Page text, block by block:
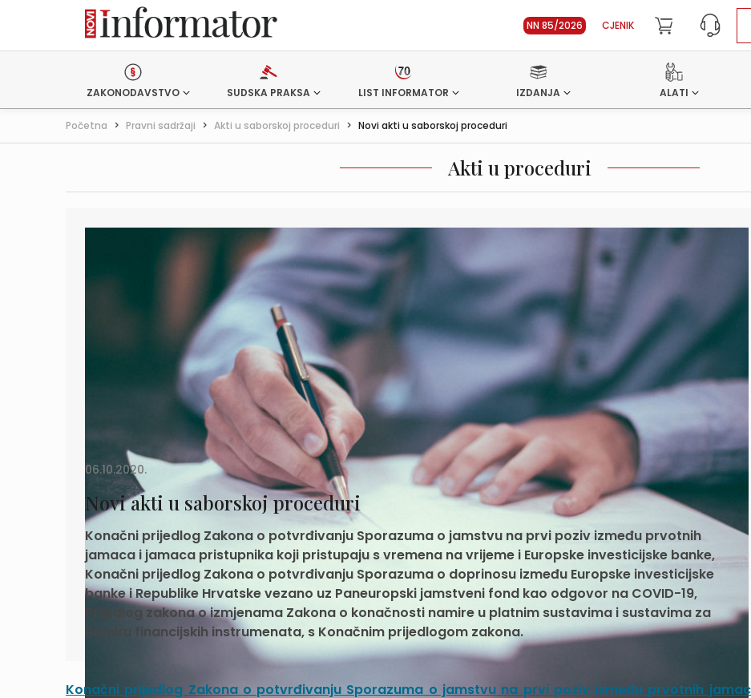
NN 85/2026 CJENIK
ZAKONODAVSTVO SUDSKA PRAKSA LIST INFORMATOR IZDANJA ALATI
Početna > Pravni sadržaji > Akti u saborskoj proceduri > Novi akti u saborskoj proceduri
Akti u proceduri
06.10.2020.
Novi akti u saborskoj proceduri
Konačni prijedlog Zakona o potvrđivanju Sporazuma o jamstvu na prvi poziv između prvotnih
jamaca i jamaca pristupnika koji pristupaju s vremena na vrijeme i Europske investicijske banke,
Konačni prijedlog Zakona o potvrđivanju Sporazuma o doprinosu između Europske investicijske
banke i Republike Hrvatske vezano uz Paneuropski jamstveni fond kao odgovor na COVID-19,
Prijedlog zakona o izmjenama Zakona o konačnosti namire u platnim sustavima i sustavima za
namiru financijskih instrumenata, s Konačnim prijedlogom zakona.
Konačni prijedlog Zakona o potvrđivanju Sporazuma o jamstvu na prvi poziv između prvotnih